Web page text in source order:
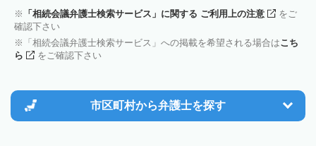
「相続会議弁護士検索サービス」に関する ご利用上の注意
をご
確認下さい
「相続会議弁護士検索サービス」への掲載を希望される場合はこち
ら
をご確認下さい
市区町村から弁護士を探す